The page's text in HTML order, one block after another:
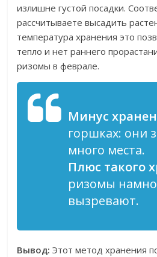
излишне густой посадки.
рассчитываете высадить
температура хранения это
тепло и нет раннего
ризомы в феврале.
Минус
горшках: они
много места.
Плюс такого
ризомы
вызревают.
Вывод: Этот метод хранения